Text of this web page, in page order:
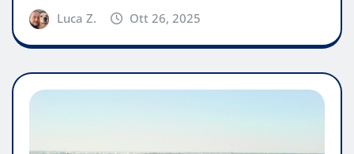
Luca Z. Ott 26, 2025